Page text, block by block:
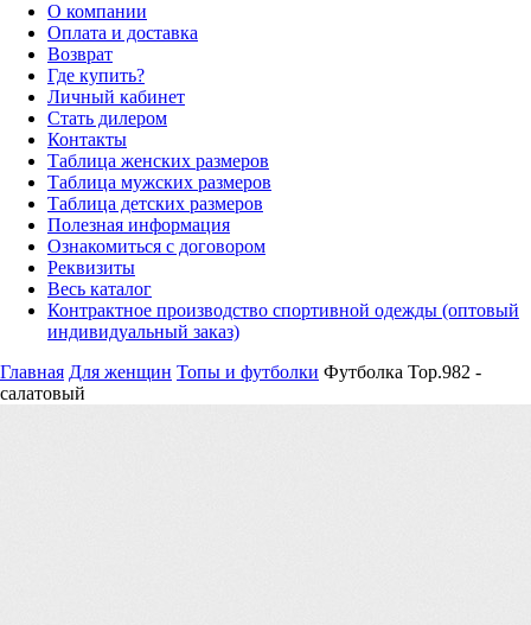
О компании
Оплата и доставка
Возврат
Где купить?
Личный кабинет
Стать дилером
Контакты
Таблица женских размеров
Таблица мужских размеров
Таблица детских размеров
Полезная информация
Ознакомиться с договором
Реквизиты
Весь каталог
Контрактное производство спортивной одежды (оптовый
индивидуальный заказ)
Главная Для женщин Топы и футболки Футболка Top.982 -
салатовый